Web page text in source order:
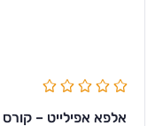
אלפא אפילייט –